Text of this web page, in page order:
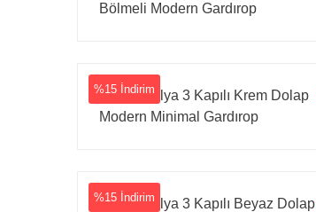
Bölmeli Modern Gardırop
%15 İndirim
Tarz Mobilya 3 Kapılı Krem Dolap
Modern Minimal Gardırop
%15 İndirim
Tarz Mobilya 3 Kapılı Beyaz Dolap